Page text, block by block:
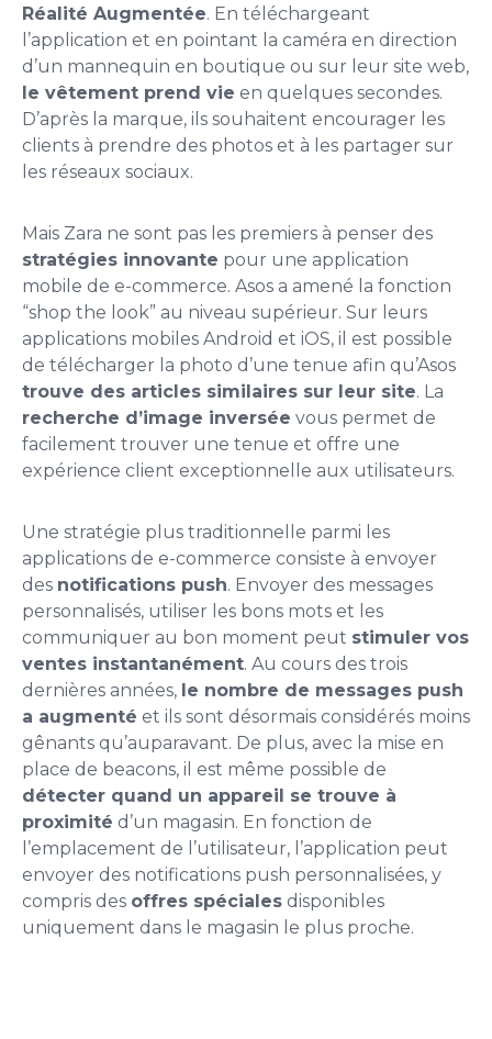
Réalité Augmentée. En téléchargeant
l’application et en pointant la caméra en direction
d’un mannequin en boutique ou sur leur site web,
le vêtement prend vie en quelques secondes.
D’après la marque, ils souhaitent encourager les
clients à prendre des photos et à les partager sur
les réseaux sociaux.
Mais Zara ne sont pas les premiers à penser des
stratégies innovante pour une application
mobile de e-commerce. Asos a amené la fonction
“shop the look” au niveau supérieur. Sur leurs
applications mobiles Android et iOS, il est possible
de télécharger la photo d’une tenue afin qu’Asos
trouve des articles similaires sur leur site. La
recherche d’image inversée vous permet de
facilement trouver une tenue et offre une
expérience client exceptionnelle aux utilisateurs.
Une stratégie plus traditionnelle parmi les
applications de e-commerce consiste à envoyer
des notifications push. Envoyer des messages
personnalisés, utiliser les bons mots et les
communiquer au bon moment peut stimuler vos
ventes instantanément. Au cours des trois
dernières années, le nombre de messages push
a augmenté et ils sont désormais considérés moins
gênants qu’auparavant. De plus, avec la mise en
place de beacons, il est même possible de
détecter quand un appareil se trouve à
proximité d’un magasin. En fonction de
l’emplacement de l’utilisateur, l’application peut
envoyer des notifications push personnalisées, y
compris des offres spéciales disponibles
uniquement dans le magasin le plus proche.